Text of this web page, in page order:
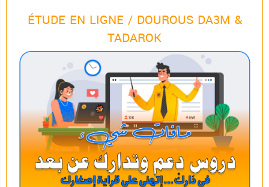
ÉTUDE EN LIGNE / DOUROUS DA3M &
TADAROK